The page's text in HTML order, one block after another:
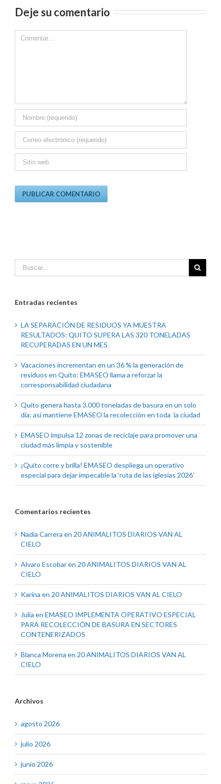
Deje su comentario
Comment
Entradas recientes
LA SEPARACIÓN DE RESIDUOS YA MUESTRA
RESULTADOS: QUITO SUPERA LAS 320 TONELADAS
RECUPERADAS EN UN MES
Vacaciones incrementan en un 36 % la generación de
residuos en Quito: EMASEO llama a reforzar la
corresponsabilidad ciudadana
Quito genera hasta 3.000 toneladas de basura en un solo
día: así mantiene EMASEO la recolección en toda la ciudad
EMASEO impulsa 12 zonas de reciclaje para promover una
ciudad más limpia y sostenible
¡Quito corre y brilla! EMASEO despliega un operativo
especial para dejar impecable la ‘ruta de las iglesias 2026’
Comentarios recientes
Nadia Carrera en 20 ANIMALITOS DIARIOS VAN AL
CIELO
Alvaro Escobaren 20 ANIMALITOS DIARIOS VAN AL
CIELO
Karina en 20 ANIMALITOS DIARIOS VAN AL CIELO
Julia en EMASEO IMPLEMENTA OPERATIVO ESPECIAL
PARA RECOLECCIÓN DE BASURA EN SECTORES
CONTENERIZADOS
Blanca Morena en 20 ANIMALITOS DIARIOS VAN AL
CIELO
Archivos
agosto 2026
julio 2026
junio 2026